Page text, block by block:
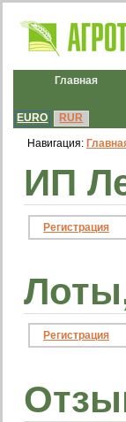
Главная
EURO RUR
Навигация:
ИП
Регистрация
Регистрация